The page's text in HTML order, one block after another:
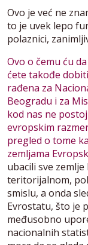
Ovo je već ne
to je uvek lepo
polaznici,
Ovo o čemu ću
ćete takođe
rađena za
Beogradu i za
kod nas ne
evropskim
pregled o tome
zemljama
ubacili sve
teritorijalnom,
smislu, a onda
Evrostatu, što je
međusobno
nacionalnih